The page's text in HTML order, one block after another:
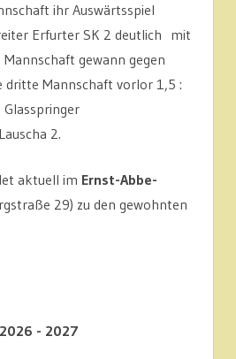
ihr Auswärtsspiel
Erfurter SK 2 deutlich mit
Mannschaft gewann gegen
dritte Mannschaft vorlor 1,5 :
2.
aktuell im Ernst-Abbe-
29) zu den gewohnten
2026 - 2027